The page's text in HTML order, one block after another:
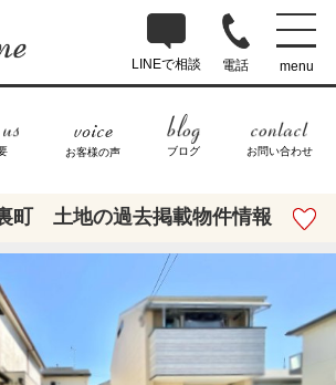
LINEで相談 電話 menu
お客様の声 ブログ お問い合わせ
町 土地の過去掲載物件情報